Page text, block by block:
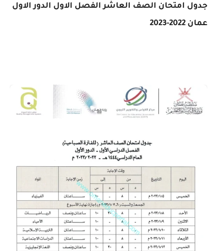
جدول امتحان الصف العاشر الفصل الاول الدور الاول
عمان 2022-2023